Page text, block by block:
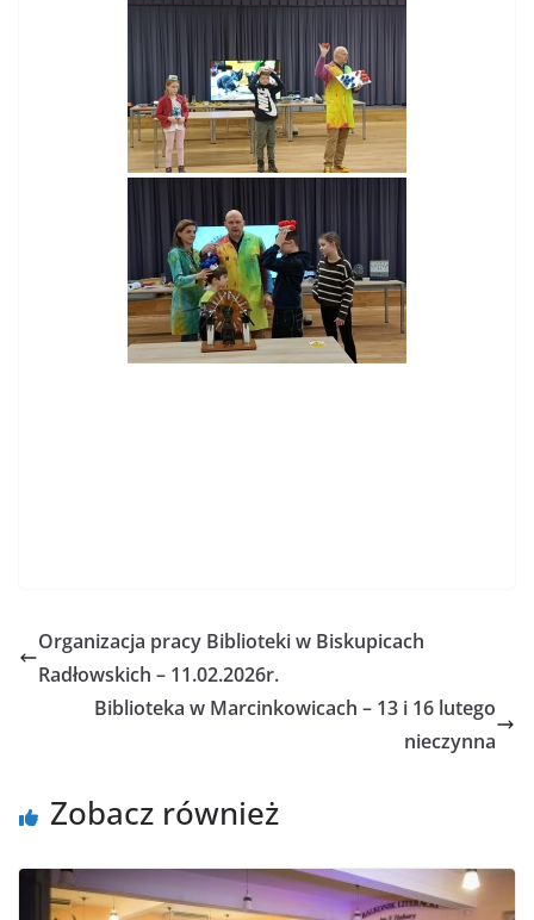
Organizacja pracy Biblioteki w Biskupicach
Radłowskich – 11.02.2026r.
Biblioteka w Marcinkowicach – 13 i 16 lutego
nieczynna
Zobacz również